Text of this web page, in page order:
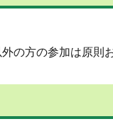
の方の参加は原則